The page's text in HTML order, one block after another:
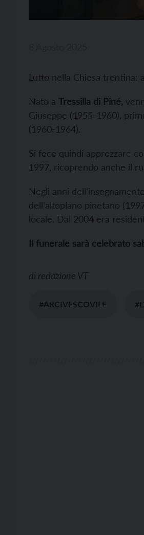
Lutto nella Chiesa trentina:
Nato a Tressilla di Piné,
Giuseppe (1955-1960),
(1960-1964).
Si fece quindi apprezzare
1997, ricoprendo anche il
Negli anni
dell’altopiano pinetano
locale. Dal 2004 era
Il funerale sarà celebrato
di redazione VT
#ARCIVESCOVILE